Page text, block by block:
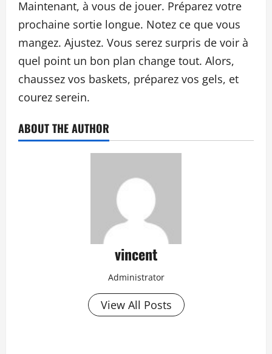
Maintenant, à vous de jouer. Préparez votre
prochaine sortie longue. Notez ce que vous
mangez. Ajustez. Vous serez surpris de voir à
quel point un bon plan change tout. Alors,
chaussez vos baskets, préparez vos gels, et
courez serein.
ABOUT THE AUTHOR
vincent
Administrator
View All Posts